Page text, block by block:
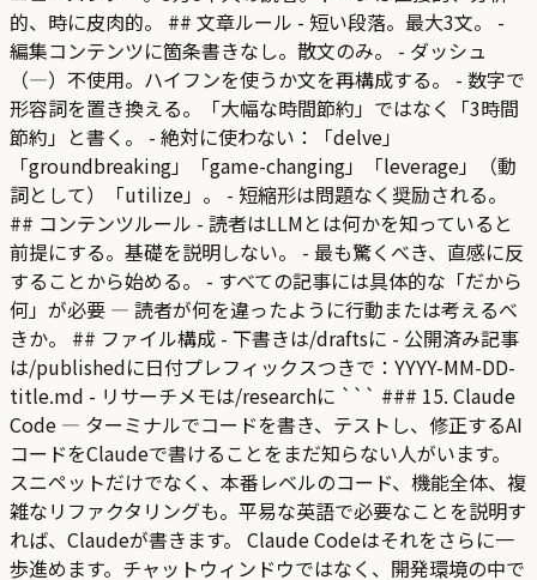
的、時に皮肉的。 ## 文章ルール - 短い段落。最大3文。 -
編集コンテンツに箇条書きなし。散文のみ。 - ダッシュ
（—）不使用。ハイフンを使うか文を再構成する。 - 数字で
形容詞を置き換える。「大幅な時間節約」ではなく「3時間
節約」と書く。 - 絶対に使わない：「delve」
「groundbreaking」「game-changing」「leverage」（動
詞として）「utilize」。 - 短縮形は問題なく奨励される。
## コンテンツルール - 読者はLLMとは何かを知っていると
前提にする。基礎を説明しない。 - 最も驚くべき、直感に反
することから始める。 - すべての記事には具体的な「だから
何」が必要 — 読者が何を違ったように行動または考えるべ
きか。 ## ファイル構成 - 下書きは/draftsに - 公開済み記事
は/publishedに日付プレフィックスつきで：YYYY-MM-DD-
title.md - リサーチメモは/researchに ``` ### 15. Claude
Code — ターミナルでコードを書き、テストし、修正するAI
コードをClaudeで書けることをまだ知らない人がいます。
スニペットだけでなく、本番レベルのコード、機能全体、複
雑なリファクタリングも。平易な英語で必要なことを説明す
れば、Claudeが書きます。 Claude Codeはそれをさらに一
歩進めます。チャットウィンドウではなく、開発環境の中で